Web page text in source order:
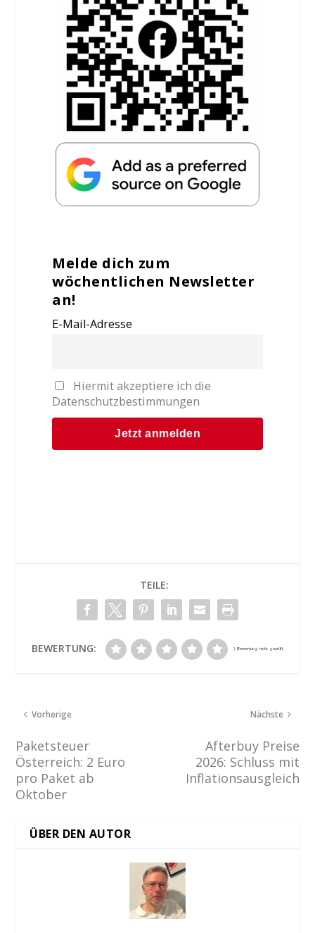
Melde dich zum
wöchentlichen Newsletter
an!
E-Mail-Adresse
Hiermit akzeptiere ich die
Datenschutzbestimmungen
TEILE:
BEWERTUNG:
Vorherige
Paketsteuer
Österreich: 2 Euro
pro Paket ab
Oktober
Nächste
Afterbuy Preise
2026: Schluss mit
Inflationsausgleich
ÜBER DEN AUTOR